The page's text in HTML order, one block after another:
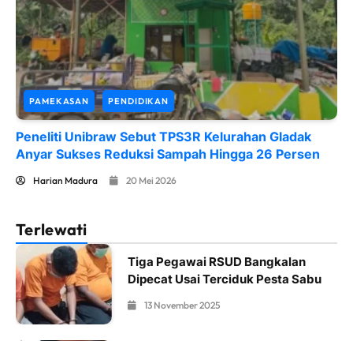
PAMEKASAN PENDIDIKAN
Peneliti Unibraw Sebut TPS3R Kelurahan Gladak
Anyar Sukses Reduksi Sampah Hingga 26 Persen
Harian Madura 20 Mei 2026
Terlewati
Tiga Pegawai RSUD Bangkalan
Dipecat Usai Terciduk Pesta Sabu
13 November 2025